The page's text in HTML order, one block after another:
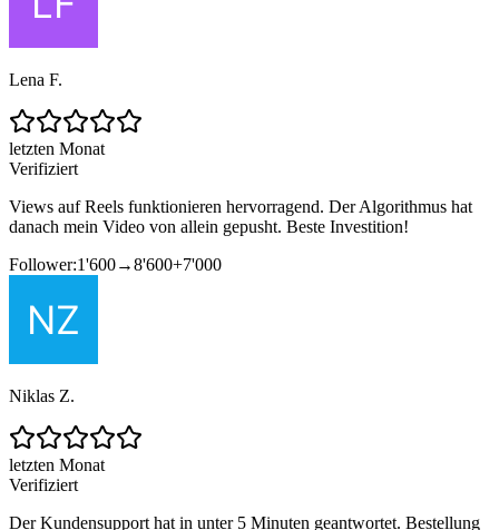
Lena F.
letzten Monat
Verifiziert
Views auf Reels funktionieren hervorragend. Der Algorithmus hat
danach mein Video von allein gepusht. Beste Investition!
Follower:1'600→8'600+7'000
Niklas Z.
letzten Monat
Verifiziert
Der Kundensupport hat in unter 5 Minuten geantwortet. Bestellung